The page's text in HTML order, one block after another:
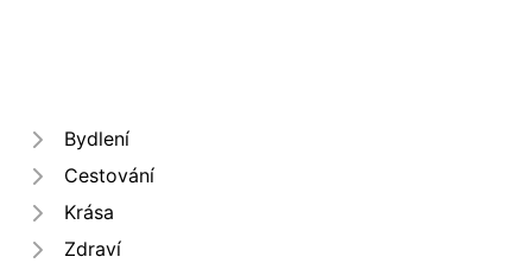
Bydlení
Cestování
Krása
Zdraví